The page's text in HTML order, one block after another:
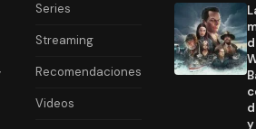
Series
Streaming
Recomendaciones
Videos
y